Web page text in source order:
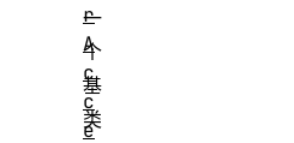
一
个
基
类
r
A
c
c
e